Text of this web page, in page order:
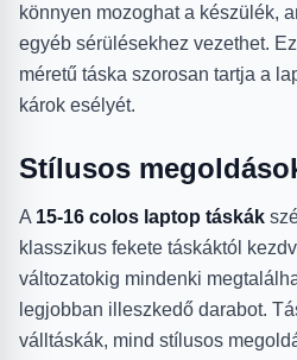
könnyen mozoghat a készülék,
egyéb sérülésekhez vezethet.
méretű táska szorosan tartja a
károk esélyét.
Stílusos
A 15-16 colos laptop táskák
klasszikus fekete táskáktól
változatokig mindenki
legjobban illeszkedő darabot.
válltáskák, mind stílusos